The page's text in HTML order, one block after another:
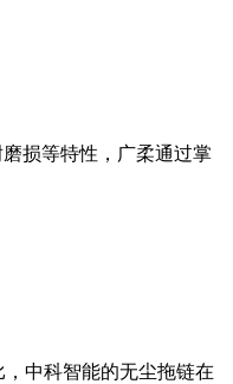
损等特性，广柔通过掌
中科智能的无尘拖链在